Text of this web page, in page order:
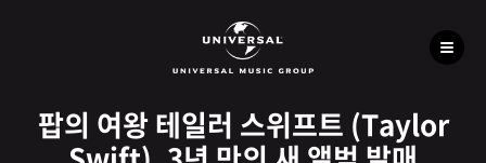
팝의 여왕 테일러 스위프트 (Taylor